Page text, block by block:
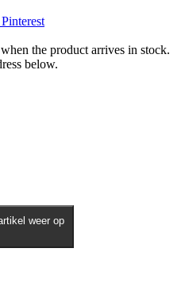
Pinterest
the product arrives in stock.
below.
weer op